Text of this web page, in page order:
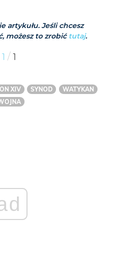
artykułu. Jeśli chcesz
możesz to zrobićtutaj.
1 / 1
XIV SYNOD
WATYKAN